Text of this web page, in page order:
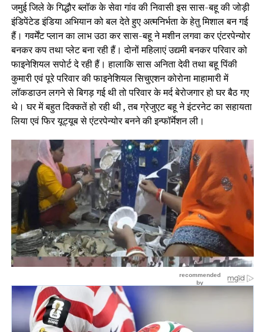
जमुई जिले के गिद्धौर ब्लॉक के सेवा गांव की निवासी इस सास-बहू की जोड़ी
इंडिपेंटेड इंडिया अभियान को बल देते हुए अत्मनिर्भता के हेतु मिशाल बन गई
हैं। गवर्मेंट प्लान का लाभ उठा कर सास-बहू ने मशीन लगवा कर एंटरपेन्योर
बनकर कप तथा प्लेट बना रही हैं। दोनों महिलाएं उद्यमी बनकर परिवार को
फाइनेशियल सपोर्ट दे रही हैं। हालाकि सास अनिता देवी तथा बहू पिंकी
कुमारी एवं पूरे परिवार की फाइनेशियल सिचुएशन कोरोना माहामारी में
लॉकडाउन लगने से बिगड़ गई थी तो परिवार के मर्द बेरोजगार हो घर बैठ गए
थे। घर में बहुत दिक्कतें हो रही थी , तब ग्रेजुएट बहू ने इंटरनेट का सहायता
लिया एवं फिर यूट्यूब से एंटरपेन्योर बनने की इन्फॉर्मेशन ली।